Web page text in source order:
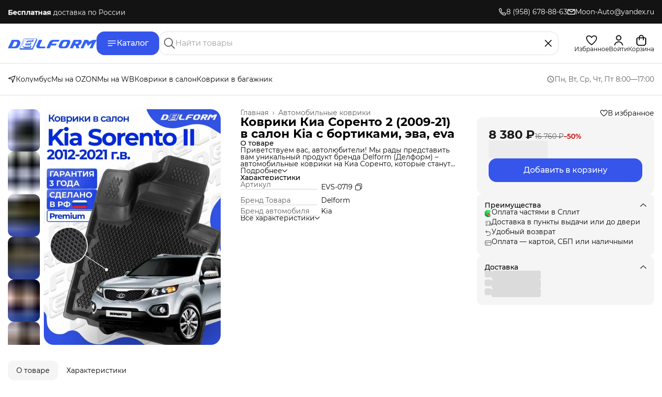
Бесплатная доставка по России 8 (958) 678-88-63 Moon-Auto@yandex.ru
Каталог
ИзбранноеВойтиКорзина
КолумбусМы на OZONМы на WBКоврики в салонКоврики в багажник Пн, Вт, Ср, Чт, Пт 8:00—17:00
Автомобильные коврики
Главная ›
Коврики Киа Соренто 2 (2009-21)
в салон Kia с бортиками, эва, eva
О товаре
Приветствуем вас, автолюбители! Мы рады представить
вам уникальный продукт бренда Delform (Делформ) –
автомобильные коврики на Киа Соренто, которые станут
незаменимым аксессуаром для вашего автомобиля. Мы
используем уникальную технологию производства,
которая позволяет нам создавать коврики из материала
термоэластопласт (ТЭП), который идеально подходит под
салон автомобиля и обеспечивает надежную защиту от
грязи и влаги. Но это еще не все! Продукт Delform
включают в себя функции обычных ковров вместе с
функцией ковриков со специальными сотами (по
Подробнее
Характеристики
Артикул
EVS-0719
Бренд Товара
Delform
Бренд автомобиля
Kia
Все характеристики
В избранное
8 380 ₽16 760 ₽−50%
Добавить в корзину
Преимущества
Оплата частями в Сплит
Доставка в пункты выдачи или до двери
Удобный возврат
Оплата — картой, СБП или наличными
Доставка
О товаре Характеристики